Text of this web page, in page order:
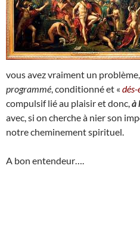
vous avez vraiment un problème,
programmé , conditionné et «
compulsif lié au plaisir et donc, à
avec, si on cherche à nier son
notre cheminement spirituel.
A bon entendeur….